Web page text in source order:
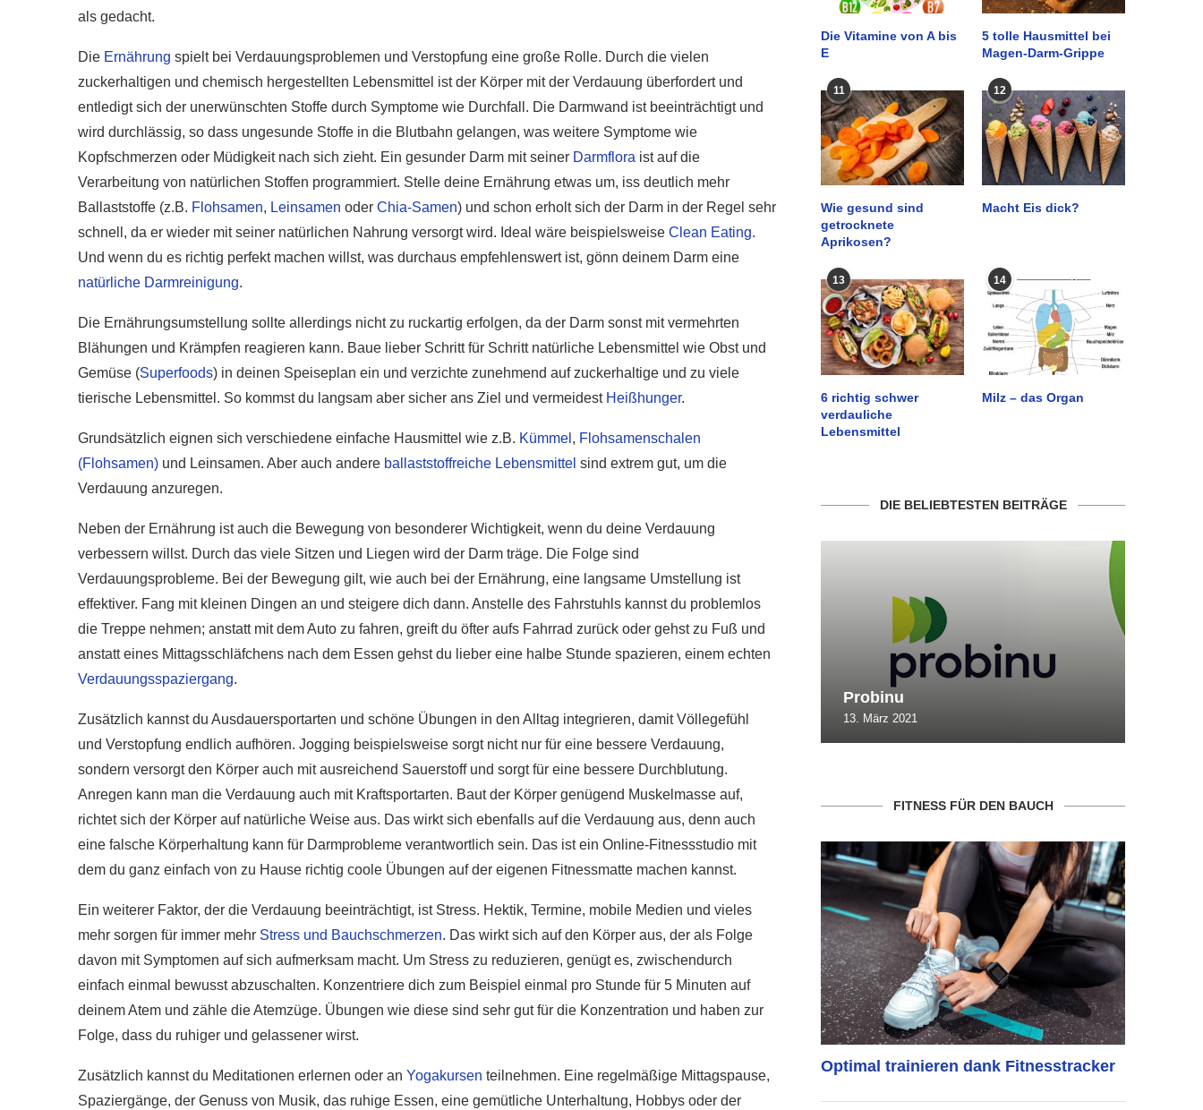
als gedacht.
Die Ernährung spielt bei Verdauungsproblemen und Verstopfung eine große Rolle. Durch die vielen
zuckerhaltigen und chemisch hergestellten Lebensmittel ist der Körper mit der Verdauung überfordert und
entledigt sich der unerwünschten Stoffe durch Symptome wie Durchfall. Die Darmwand ist beeinträchtigt und
wird durchlässig, so dass ungesunde Stoffe in die Blutbahn gelangen, was weitere Symptome wie
Kopfschmerzen oder Müdigkeit nach sich zieht. Ein gesunder Darm mit seiner Darmflora ist auf die
Verarbeitung von natürlichen Stoffen programmiert. Stelle deine Ernährung etwas um, iss deutlich mehr
Ballaststoffe (z.B. Flohsamen, Leinsamen oder Chia-Samen) und schon erholt sich der Darm in der Regel sehr
schnell, da er wieder mit seiner natürlichen Nahrung versorgt wird. Ideal wäre beispielsweise Clean Eating.
Und wenn du es richtig perfekt machen willst, was durchaus empfehlenswert ist, gönn deinem Darm eine
natürliche Darmreinigung.
Die Ernährungsumstellung sollte allerdings nicht zu ruckartig erfolgen, da der Darm sonst mit vermehrten
Blähungen und Krämpfen reagieren kann. Baue lieber Schritt für Schritt natürliche Lebensmittel wie Obst und
Gemüse (Superfoods) in deinen Speiseplan ein und verzichte zunehmend auf zuckerhaltige und zu viele
tierische Lebensmittel. So kommst du langsam aber sicher ans Ziel und vermeidest Heißhunger.
Grundsätzlich eignen sich verschiedene einfache Hausmittel wie z.B. Kümmel , Flohsamenschalen
(Flohsamen) und Leinsamen. Aber auch andere ballaststoffreiche Lebensmittel sind extrem gut, um die
Verdauung anzuregen.
Neben der Ernährung ist auch die Bewegung von besonderer Wichtigkeit, wenn du deine Verdauung
verbessern willst. Durch das viele Sitzen und Liegen wird der Darm träge. Die Folge sind
Verdauungsprobleme. Bei der Bewegung gilt, wie auch bei der Ernährung, eine langsame Umstellung ist
effektiver. Fang mit kleinen Dingen an und steigere dich dann. Anstelle des Fahrstuhls kannst du problemlos
die Treppe nehmen; anstatt mit dem Auto zu fahren, greift du öfter aufs Fahrrad zurück oder gehst zu Fuß und
anstatt eines Mittagsschläfchens nach dem Essen gehst du lieber eine halbe Stunde spazieren, einem echten
Verdauungsspaziergang.
Zusätzlich kannst du Ausdauersportarten und schöne Übungen in den Alltag integrieren, damit Völlegefühl
und Verstopfung endlich aufhören. Jogging beispielsweise sorgt nicht nur für eine bessere Verdauung,
sondern versorgt den Körper auch mit ausreichend Sauerstoff und sorgt für eine bessere Durchblutung.
Anregen kann man die Verdauung auch mit Kraftsportarten. Baut der Körper genügend Muskelmasse auf,
richtet sich der Körper auf natürliche Weise aus. Das wirkt sich ebenfalls auf die Verdauung aus, denn auch
eine falsche Körperhaltung kann für Darmprobleme verantwortlich sein. Das ist ein Online-Fitnessstudio mit
dem du ganz einfach von zu Hause richtig coole Übungen auf der eigenen Fitnessmatte machen kannst.
Ein weiterer Faktor, der die Verdauung beeinträchtigt, ist Stress. Hektik, Termine, mobile Medien und vieles
mehr sorgen für immer mehr Stress und Bauchschmerzen. Das wirkt sich auf den Körper aus, der als Folge
davon mit Symptomen auf sich aufmerksam macht. Um Stress zu reduzieren, genügt es, zwischendurch
einfach einmal bewusst abzuschalten. Konzentriere dich zum Beispiel einmal pro Stunde für 5 Minuten auf
deinem Atem und zähle die Atemzüge. Übungen wie diese sind sehr gut für die Konzentration und haben zur
Folge, dass du ruhiger und gelassener wirst.
Zusätzlich kannst du Meditationen erlernen oder an Yogakursen teilnehmen. Eine regelmäßige Mittagspause,
Spaziergänge, der Genuss von Musik, das ruhige Essen, eine gemütliche Unterhaltung, Hobbys oder der
Die Vitamine von A bis
E
5 tolle Hausmittel bei
Magen-Darm-Grippe
11
Wie gesund sind
getrocknete
Aprikosen?
12
Macht Eis dick?
13
6 richtig schwer
verdauliche
Lebensmittel
14
Milz – das Organ
DIE BELIEBTESTEN BEITRÄGE
gesünder als
28. Januar 2020 28. Januar 2020
Probinu
13. März 2021
FITNESS FÜR DEN BAUCH
Optimal trainieren dank Fitnesstracker